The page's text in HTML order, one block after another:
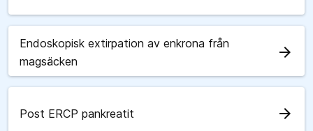
Endoskopisk extirpation av enkrona från
magsäcken
arrow_forward
Post ERCP pankreatit arrow_forward